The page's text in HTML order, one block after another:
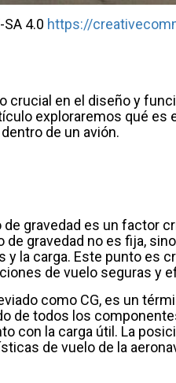
SA 4.0 https://
crucial en el diseño y
exploraremos qué
de un avión.
gravedad es un factor
gravedad no es fija,
la carga. Este punto es
de vuelo seguras y
como CG, es un
de todos los
con la carga útil. La
de vuelo de la